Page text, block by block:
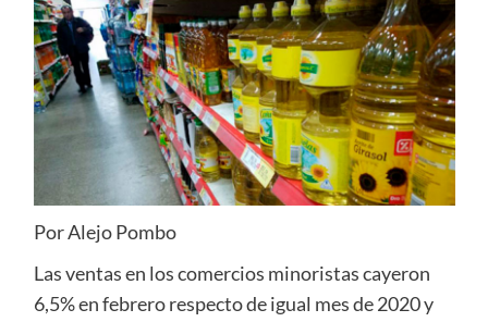
Por Alejo Pombo
Las ventas en los comercios minoristas cayeron
6,5% en febrero respecto de igual mes de 2020 y